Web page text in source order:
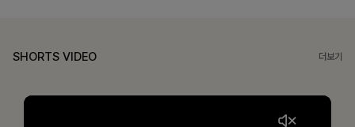
SHORTS VIDEO 더보기